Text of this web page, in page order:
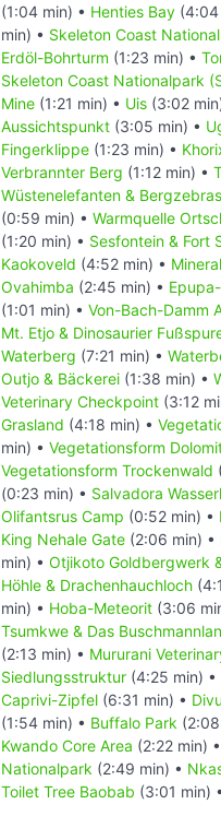
(1:04 min) • Henties Bay (4:04
min) • Skeleton Coast
Erdöl-Bohrturm (1:23 min) •
Skeleton Coast Nationalpark
Mine (1:21 min) • Uis (3:02
Aussichtspunkt (3:05 min) •
Fingerklippe (1:23 min) •
Verbrannter Berg (1:12 min) •
Wüstenelefanten & Bergzebras
(0:59 min) • Warmquelle
(1:20 min) • Sesfontein & Fort
Kaokoveld (4:52 min) •
Ovahimba (2:45 min) •
(1:01 min) • Von-Bach-Damm
Mt. Etjo & Dinosaurier
Waterberg (7:21 min) •
Outjo & Bäckerei (1:38 min) •
Veterinary Checkpoint (3:12
Grasland (4:18 min) •
min) • Vegetationsform
Vegetationsform Trockenwald
(0:23 min) • Salvadora
Olifantsrus Camp (0:52 min) •
King Nehale Gate (2:06 min) •
min) • Otjikoto Goldbergwerk
Höhle & Drachenhauchloch
min) • Hoba-Meteorit (3:06
Tsumkwe & Das
(2:13 min) • Mururani
Siedlungsstruktur (4:25 min) •
Caprivi-Zipfel (6:31 min) •
(1:54 min) • Buffalo Park
Kwando Core Area (2:22 min) •
Nationalpark (2:49 min) •
Toilet Tree Baobab (3:01 min) •